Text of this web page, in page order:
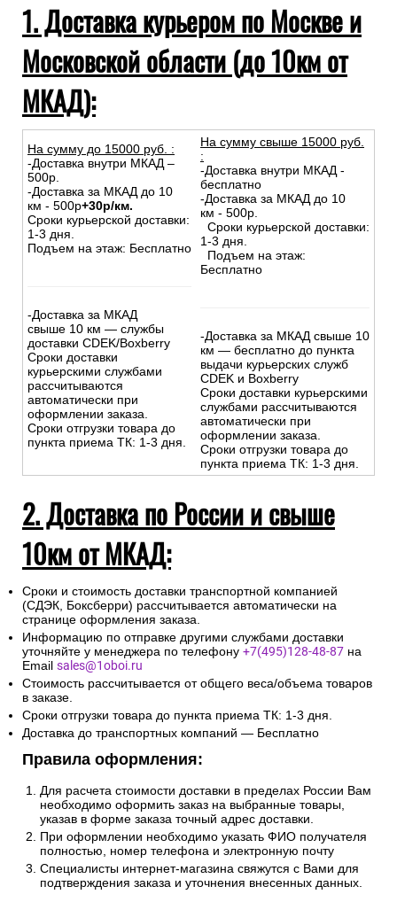
1. Доставка курьером по Москве и
Московской области (до 10км от
МКАД):
На сумму до 15000 руб. :
-Доставка внутри МКАД –
500р.
-Доставка за МКАД до 10
км - 500р+30р/км.
Сроки курьерской доставки:
1-3 дня.
Подъем на этаж: Бесплатно
-Доставка за МКАД
свыше 10 км — службы
доставки CDEK/Boxberry
Сроки доставки
курьерскими службами
рассчитываются
автоматически при
оформлении заказа.
Сроки отгрузки товара до
пункта приема ТК: 1-3 дня.
На сумму свыше 15000 руб.
:
-Доставка внутри МКАД -
бесплатно
-Доставка за МКАД до 10
км - 500р.
Сроки курьерской доставки:
1-3 дня.
Подъем на этаж:
Бесплатно
-Доставка за МКАД свыше 10
км — бесплатно до пункта
выдачи курьерских служб
CDEK и Boxberry
Сроки доставки курьерскими
службами рассчитываются
автоматически при
оформлении заказа.
Сроки отгрузки товара до
пункта приема ТК: 1-3 дня.
2. Доставка по России и свыше
10км от МКАД:
Сроки и стоимость доставки транспортной компанией
(СДЭК, Боксберри) рассчитывается автоматически на
странице оформления заказа.
Информацию по отправке другими службами доставки
уточняйте у менеджера по телефону +7(495)128-48-87 на
Email sales@1oboi.ru
Стоимость рассчитывается от общего веса/объема товаров
в заказе.
Сроки отгрузки товара до пункта приема ТК: 1-3 дня.
Доставка до транспортных компаний — Бесплатно
Правила оформления:
Для расчета стоимости доставки в пределах России Вам
необходимо оформить заказ на выбранные товары,
указав в форме заказа точный адрес доставки.
При оформлении необходимо указать ФИО получателя
полностью, номер телефона и электронную почту
Специалисты интернет-магазина свяжутся с Вами для
подтверждения заказа и уточнения внесенных данных.